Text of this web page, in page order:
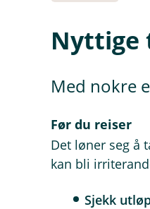
Nyttige
Med nokre
Før du reiser
Det løner seg å
kan bli
Sjekk